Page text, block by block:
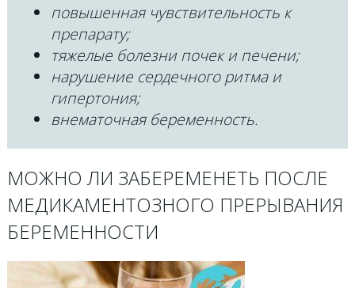
повышенная чувствительность к
препарату;
тяжелые болезни почек и печени;
нарушение сердечного ритма и
гипертония;
внематочная беременность.
МОЖНО ЛИ ЗАБЕРЕМЕНЕТЬ ПОСЛЕ
МЕДИКАМЕНТОЗНОГО ПРЕРЫВАНИЯ
БЕРЕМЕННОСТИ